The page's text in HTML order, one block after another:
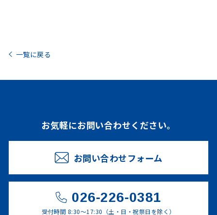
一覧に戻る
お気軽にお問い合わせください。
お問い合わせフォーム
026-226-0381
受付時間 8:30～17:30（土・日・祝祭日を除く）